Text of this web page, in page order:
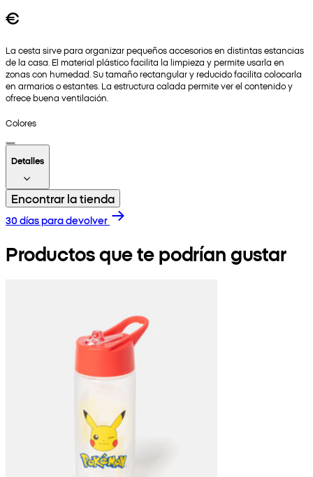
€
La cesta sirve para organizar pequeños accesorios en distintas estancias
de la casa. El material plástico facilita la limpieza y permite usarla en
zonas con humedad. Su tamaño rectangular y reducido facilita colocarla
en armarios o estantes. La estructura calada permite ver el contenido y
ofrece buena ventilación.
Colores
Detalles
Encontrar la tienda
30 días para devolver
Productos que te podrían gustar